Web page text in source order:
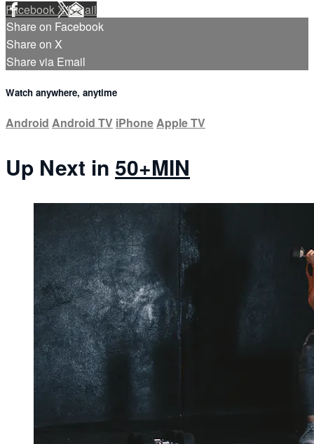
FacebookXEmail
Share on Facebook
Share on X
Share via Email
Watch anywhere, anytime
Android Android TV iPhoneApple TV
Up Next in 50+MIN